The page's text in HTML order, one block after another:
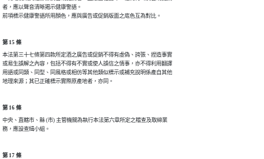
者，應以聲音清晰揭示健康警語。
前項標示健康警語所用顏色，應與廣告或促銷版面之底色互為對比。
第 15 條
本法第三十七條第四款所定酒之廣告或促銷不得有虛偽、誇張、捏造事實
或易生誤解之內容，包括不得有不實或使人誤信之情事，亦不得利用翻譯
用語或同類、同型、同風格或相仿等其他類似標示或補充說明係產自其他
地理來源；其已正確標示實際原產地者，亦同。
第 16 條
中央、直轄市、縣 (市) 主管機關為執行本法第六章所定之稽查及取締業
務，應設查緝小組。
第 17 條